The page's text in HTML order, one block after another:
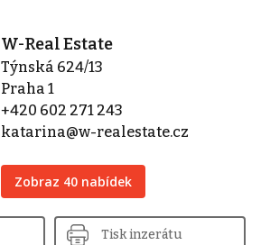
W-Real Estate
Týnská 624/13
Praha 1
+420 602 271 243
katarina@w-realestate.cz
Zobraz 40 nabídek
Tisk inzerátu